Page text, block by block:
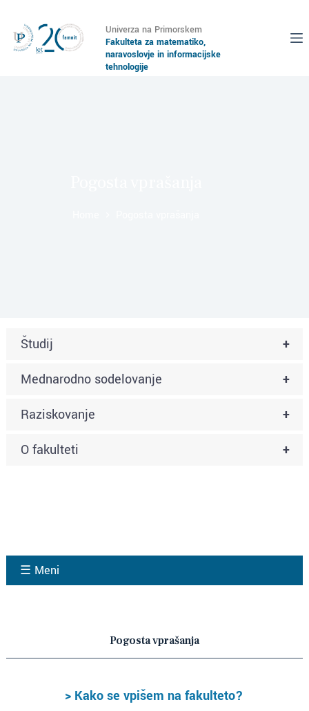
Univerza na Primorskem
Fakulteta za matematiko,
naravoslovje in informacijske
tehnologije
☰ Meni
Pogosta vprašanja
> Kako se vpišem na fakulteto?
+
Študij
+
Mednarodno sodelovanje
+
Raziskovanje
+
O fakulteti